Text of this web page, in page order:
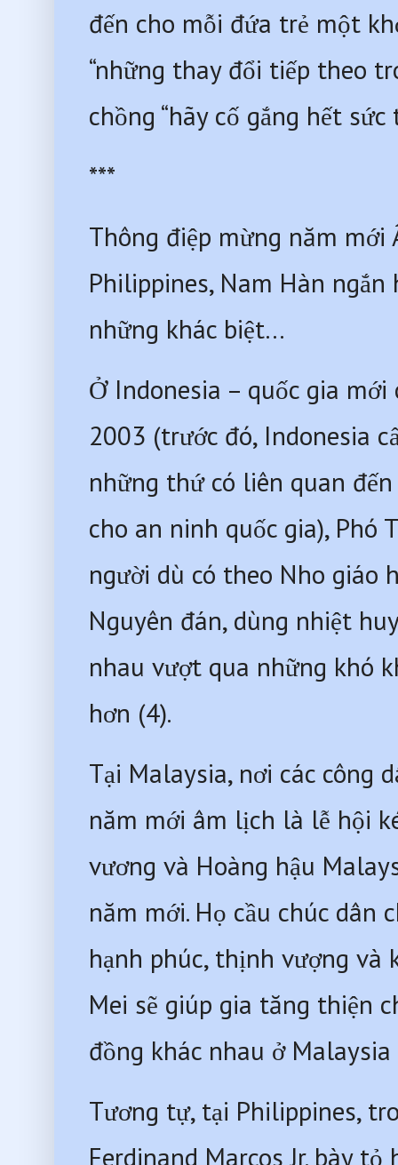
đến cho mỗi đứa trẻ một
“những thay đổi tiếp theo
chồng “hãy cố gắng hết
***
Thông điệp mừng năm
Philippines, Nam Hàn
những khác biệt…
Ở Indonesia – quốc gia
2003 (trước đó, Indonesia
những thứ có liên quan
cho an ninh quốc gia), Phó
người dù có theo Nho giáo
Nguyên đán, dùng nhiệt
nhau vượt qua những khó
hơn (4).
Tại Malaysia, nơi các công
năm mới âm lịch là lễ hội
vương và Hoàng hậu
năm mới. Họ cầu chúc dân
hạnh phúc, thịnh vượng và
Mei sẽ giúp gia tăng thiện
đồng khác nhau ở Malaysia
Tương tự, tại Philippines,
Ferdinand Marcos Jr. bày